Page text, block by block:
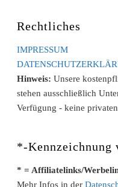
Rechtliches
IMPRESSUM
Hinweis: Unsere
stehen ausschließlich
Verfügung - keine
*-Kennzeichnung
* = Affiliatelinks/
Mehr Infos in der